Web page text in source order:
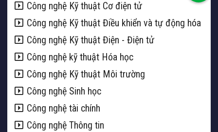
Công nghệ Kỹ thuật Cơ điện tử
Công nghệ Kỹ thuật Điều khiển và tự động hóa
Công nghệ Kỹ thuật Điện - Điện tử
Công nghệ kỹ thuật Hóa học
Công nghệ Kỹ thuật Môi trường
Công nghệ Sinh học
Công nghệ tài chính
Công nghệ Thông tin